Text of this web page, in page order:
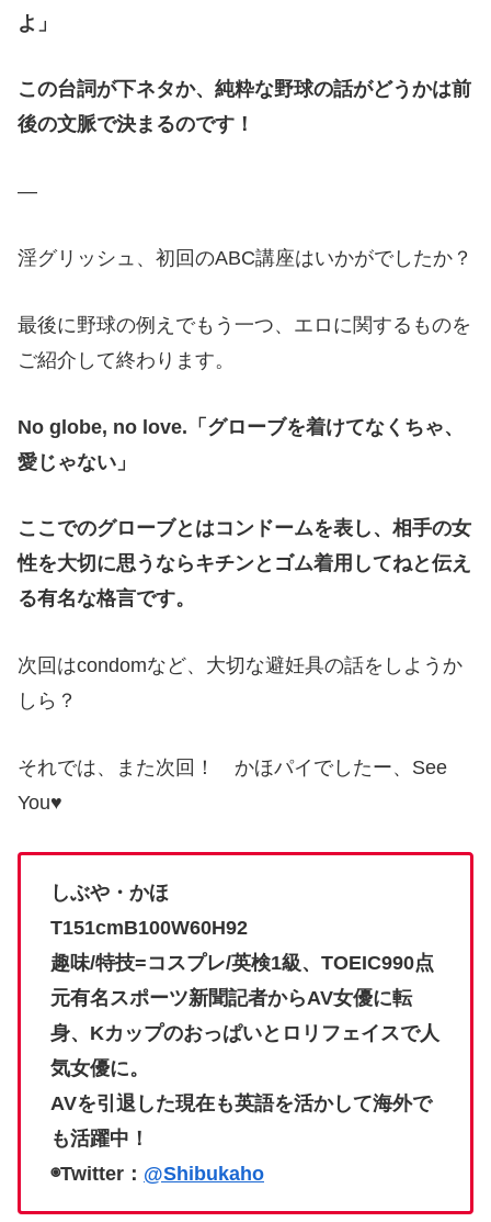
よ」
この台詞が下ネタか、純粋な野球の話がどうかは前
後の文脈で決まるのです！
—
淫グリッシュ、初回のABC講座はいかがでしたか？
最後に野球の例えでもう一つ、エロに関するものを
ご紹介して終わります。
No globe, no love. 「グローブを着けてなくちゃ、
愛じゃない」
ここでのグローブとはコンドームを表し、相手の女
性を大切に思うならキチンとゴム着用してねと伝え
る有名な格言です。
次回はcondomなど、大切な避妊具の話をしようか
しら？
それでは、また次回！ かほパイでしたー、See
You♥
しぶや・かほ
T151cmB100W60H92
趣味/特技=コスプレ/英検1級、 TOEIC990点
元有名スポーツ新聞記者からAV女優に転
身、 Kカップのおっぱいとロリフェイスで人
気女優に。
AVを引退した現在も英語を活かして海外で
も活躍中！
◉Twitter： @Shibukaho